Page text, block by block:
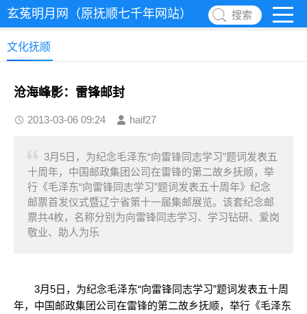
玄菟明月网（原抚顺七千年网站） 搜索
文化抚顺
沧海峰影：雷锋邮封
2013-03-06 09:24 haif27
3月5日，为纪念毛泽东“向雷锋同志学习”题词发表五
十周年，中国邮政集团公司在雷锋的第二故乡抚顺，举
行《毛泽东“向雷锋同志学习”题词发表五十周年》纪念
邮票首发仪式暨辽宁省第十一届集邮展览。该套纪念邮
票共4枚，名称分别为向雷锋同志学习、学习钻研、爱岗
敬业、助人为乐
3月5日，为纪念毛泽东“向雷锋同志学习”题词发表五十周
年，中国邮政集团公司在雷锋的第二故乡抚顺，举行《毛泽东